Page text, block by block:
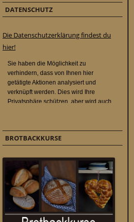
DATENSCHUTZ
Die Datenschutzerklärung findest du
hier!
BROTBACKKURSE